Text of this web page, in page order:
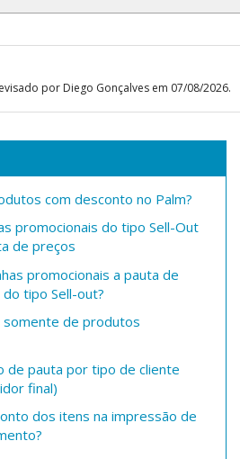
por Diego Gonçalves em 07/08/2026.
com desconto no Palm?
promocionais do tipo Sell-Out
de preços
promocionais a pauta de
tipo Sell-out?
somente de produtos
de pauta por tipo de cliente
final)
dos itens na impressão de